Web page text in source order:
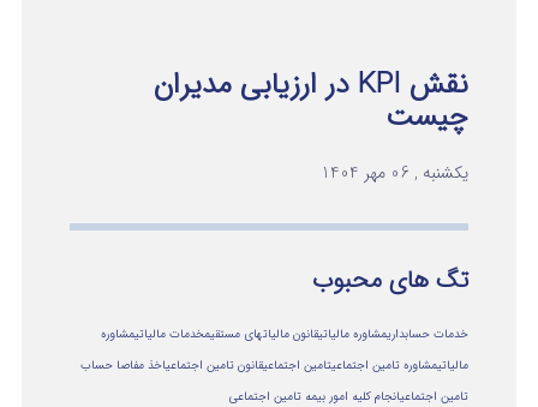
نقش KPI در ارزیابی مدیران
چیست
یکشنبه , 06 مهر 1404
تگ های محبوب
خدمات حسابداریمشاوره مالیاتیقانون مالیاتهای مستقیمخدمات مالیاتیمشاوره
مالياتيمشاوره تامین اجتماعیتامین اجتماعیقانون تامین اجتماعیاخذ مفاصا حساب
تامین اجتماعیانجام کلیه امور بیمه تامین اجتماعی